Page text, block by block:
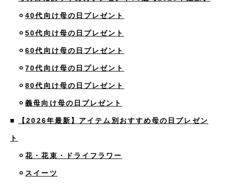
⚪︎40代向け母の日プレゼント
⚪︎50代向け母の日プレゼント
⚪︎60代向け母の日プレゼント
⚪︎70代向け母の日プレゼント
⚪︎80代向け母の日プレゼント
⚪︎義母向け母の日プレゼント
■ 【2026年最新】アイテム別おすすめ母の日プレゼン
ト
⚪︎花・花束・ドライフラワー
⚪︎ スイーツ